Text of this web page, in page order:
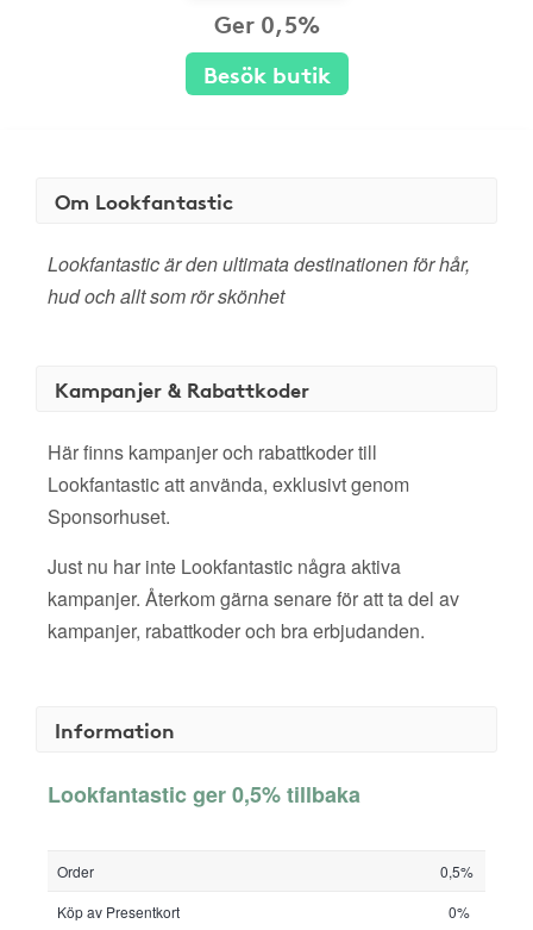
Ger 0,5%
Besök butik
Om Lookfantastic
Lookfantastic är den ultimata destinationen för hår,
hud och allt som rör skönhet
Kampanjer & Rabattkoder
Här finns kampanjer och rabattkoder till
Lookfantastic att använda, exklusivt genom
Sponsorhuset.
Just nu har inte Lookfantastic några aktiva
kampanjer. Återkom gärna senare för att ta del av
kampanjer, rabattkoder och bra erbjudanden.
Information
Lookfantastic ger 0,5% tillbaka
Order
0,5%
Köp av Presentkort
0%